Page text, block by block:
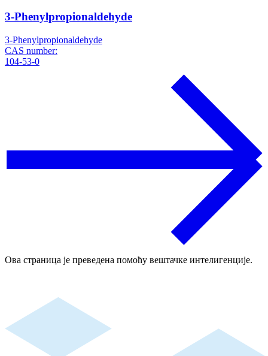
3-Phenylpropionaldehyde
3-Phenylpropionaldehyde
CAS number:
104-53-0
Ова страница је преведена помоћу вештачке интелигенције.